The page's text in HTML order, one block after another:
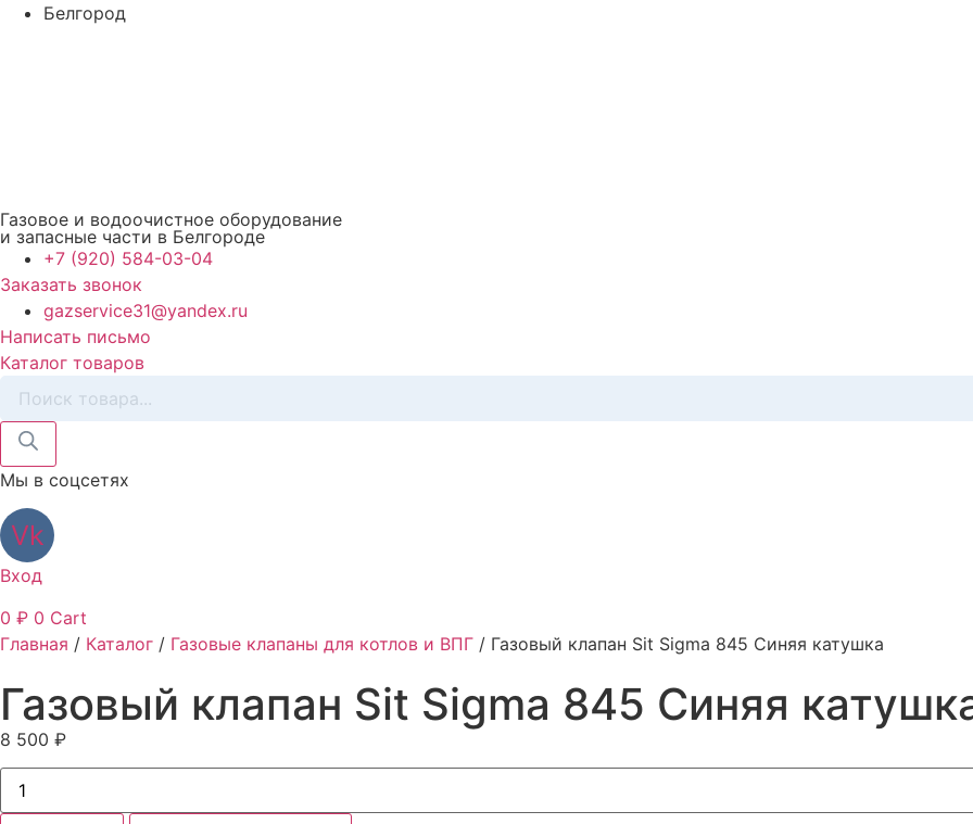
ПерейтиБелгород
Газовое и водоочистное оборудование
и запасные части в Белгороде
+7 (920) 584-03-04
Заказать звонок
gazservice31@yandex.ru
Написать письмо
Каталог товаров
товаров
Мы в соцсетях
Vk
Вход
0 ₽ 0 Cart
Главная / Каталог / Газовые клапаны для котлов и ВПГ / Газовый клапан Sit Sigma 845 Синяя катушка
Газовый клапан Sit Sigma 845 Синяя
8 500 ₽
Количество
товара
Газовый